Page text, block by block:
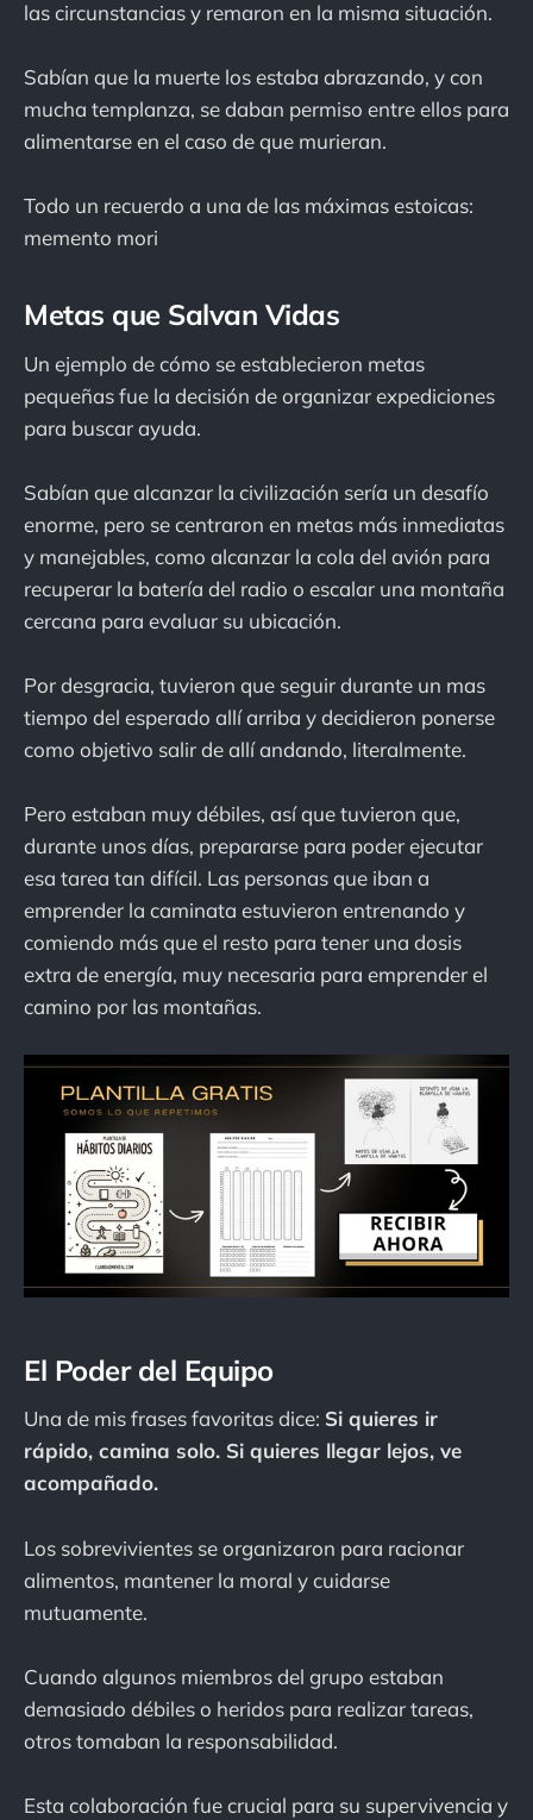
las circunstancias y remaron en la misma situación.
Sabían que la muerte los estaba abrazando, y con
mucha templanza, se daban permiso entre ellos para
alimentarse en el caso de que murieran.
Todo un recuerdo a una de las máximas estoicas:
memento mori
Metas que Salvan Vidas
Un ejemplo de cómo se establecieron metas
pequeñas fue la decisión de organizar expediciones
para buscar ayuda.
Sabían que alcanzar la civilización sería un desafío
enorme, pero se centraron en metas más inmediatas
y manejables, como alcanzar la cola del avión para
recuperar la batería del radio o escalar una montaña
cercana para evaluar su ubicación.
Por desgracia, tuvieron que seguir durante un mas
tiempo del esperado allí arriba y decidieron ponerse
como objetivo salir de allí andando, literalmente.
Pero estaban muy débiles, así que tuvieron que,
durante unos días, prepararse para poder ejecutar
esa tarea tan difícil. Las personas que iban a
emprender la caminata estuvieron entrenando y
comiendo más que el resto para tener una dosis
extra de energía, muy necesaria para emprender el
camino por las montañas.
El Poder del Equipo
Una de mis frases favoritas dice: Si quieres ir
rápido, camina solo. Si quieres llegar lejos, ve
acompañado.
Los sobrevivientes se organizaron para racionar
alimentos, mantener la moral y cuidarse
mutuamente.
Cuando algunos miembros del grupo estaban
demasiado débiles o heridos para realizar tareas,
otros tomaban la responsabilidad.
Esta colaboración fue crucial para su supervivencia y